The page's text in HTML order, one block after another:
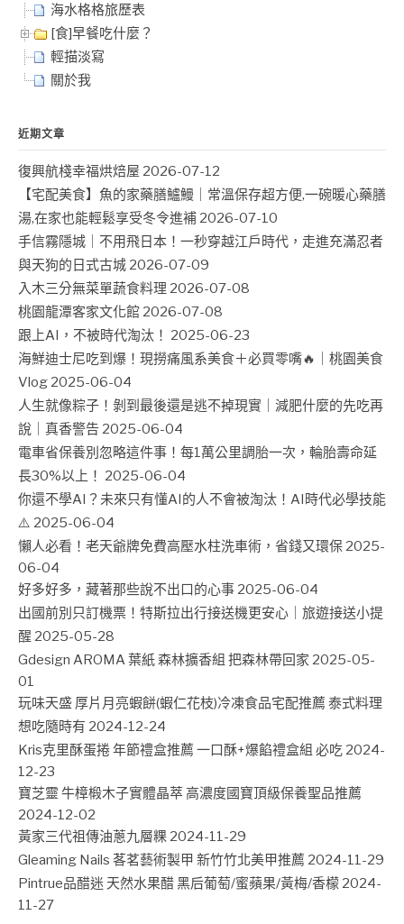
海水格格旅歷表
[食]早餐吃什麼？
輕描淡寫
關於我
近期文章
復興航棧幸福烘焙屋 2026-07-12
【宅配美食】魚的家藥膳鱸鰻｜常溫保存超方便,一碗暖心藥膳
湯,在家也能輕鬆享受冬令進補 2026-07-10
手信霧隱城｜不用飛日本！一秒穿越江戶時代，走進充滿忍者
與天狗的日式古城 2026-07-09
入木三分無菜單蔬食料理 2026-07-08
桃園龍潭客家文化館 2026-07-08
跟上AI，不被時代淘汰！ 2025-06-23
海鮮迪士尼吃到爆！現撈痛風系美食＋必買零嘴🔥｜桃園美食
Vlog 2025-06-04
人生就像粽子！剝到最後還是逃不掉現實｜減肥什麼的先吃再
說｜真香警告 2025-06-04
電車省保養別忽略這件事！每1萬公里調胎一次，輪胎壽命延
長30%以上！ 2025-06-04
你還不學AI？未來只有懂AI的人不會被淘汰！AI時代必學技能
⚠️ 2025-06-04
懶人必看！老天爺牌免費高壓水柱洗車術，省錢又環保 2025-
06-04
好多好多，藏著那些說不出口的心事 2025-06-04
出國前別只訂機票！特斯拉出行接送機更安心｜旅遊接送小提
醒 2025-05-28
Gdesign AROMA 葉紙 森林擴香組 把森林帶回家 2025-05-
01
玩味天盛 厚片月亮蝦餅(蝦仁花枝)冷凍食品宅配推薦 泰式料理
想吃隨時有 2024-12-24
Kris克里酥蛋捲 年節禮盒推薦 一口酥+爆餡禮盒組 必吃 2024-
12-23
寶芝靈 牛樟椴木子實體晶萃 高濃度國寶頂級保養聖品推薦
2024-12-02
黃家三代祖傳油蔥九層粿 2024-11-29
Gleaming Nails 茖茗藝術製甲 新竹竹北美甲推薦 2024-11-29
Pintrue品醋迷 天然水果醋 黑后葡萄/蜜蘋果/黃梅/香檬 2024-
11-27